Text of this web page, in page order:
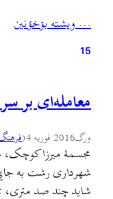
جالب “چالش روز
… ويشته بۊخؤنين
15
معامله‌ای بر
ورگ2016 فوریه 4 (
مجسمهٔ میرزا
شهرداری رشت به
شاید چند صد متری،